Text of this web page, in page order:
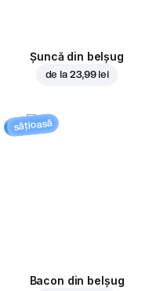
Șuncă din belșug
de la 23,99 lei
sățioasă
Bacon din belșug